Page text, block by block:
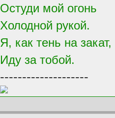
Остуди мой огонь
Холодной рукой.
Я, как тень на закат,
Иду за тобой.
--------------------